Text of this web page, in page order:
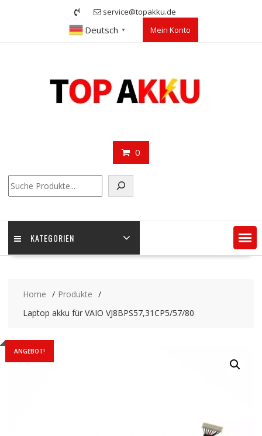
service@topakku.de
Deutsch ▼ Mein Konto
0
KATEGORIEN
Home
Produkte
Laptop akku für VAIO VJ8BPS57,31CP5/57/80
ANGEBOT!